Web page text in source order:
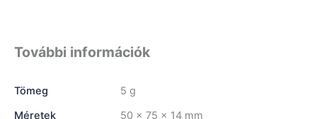
További információk
Tömeg
5 g
Méretek
50 × 75 × 14 mm